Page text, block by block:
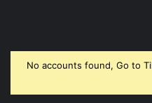
No accounts found, Go to